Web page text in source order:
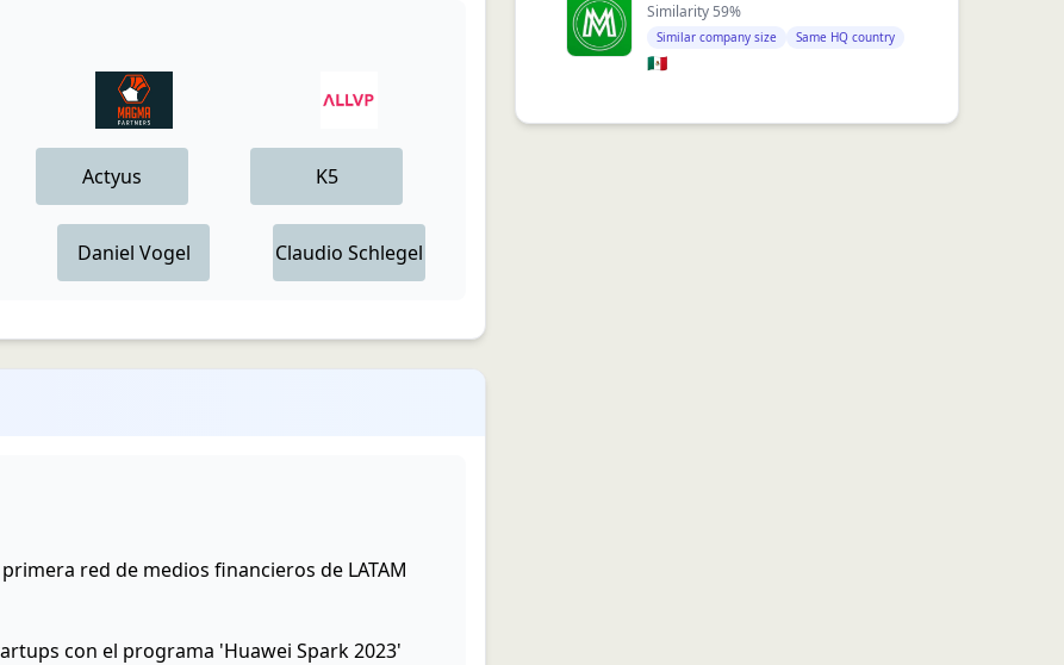
Actyus K5
Daniel Vogel Claudio Schlegel
red de medios financieros de LATAM
con el programa 'Huawei Spark 2023'
Similarity 59%
Similar company size Same HQ country
🇲🇽